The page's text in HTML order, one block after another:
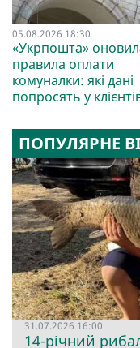
05.08.2026 18:30
«Укрпошта»
правила оплати
комуналки: які дані
попросять у
ПОПУЛЯРНЕ
31.07.2026 16:00
14-річний